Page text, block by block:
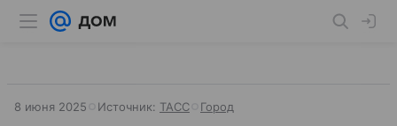
8 июня 2025 Источник: ТАСС Город